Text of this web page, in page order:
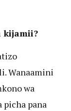
kijamii?
Wanaamini
wa
picha pana